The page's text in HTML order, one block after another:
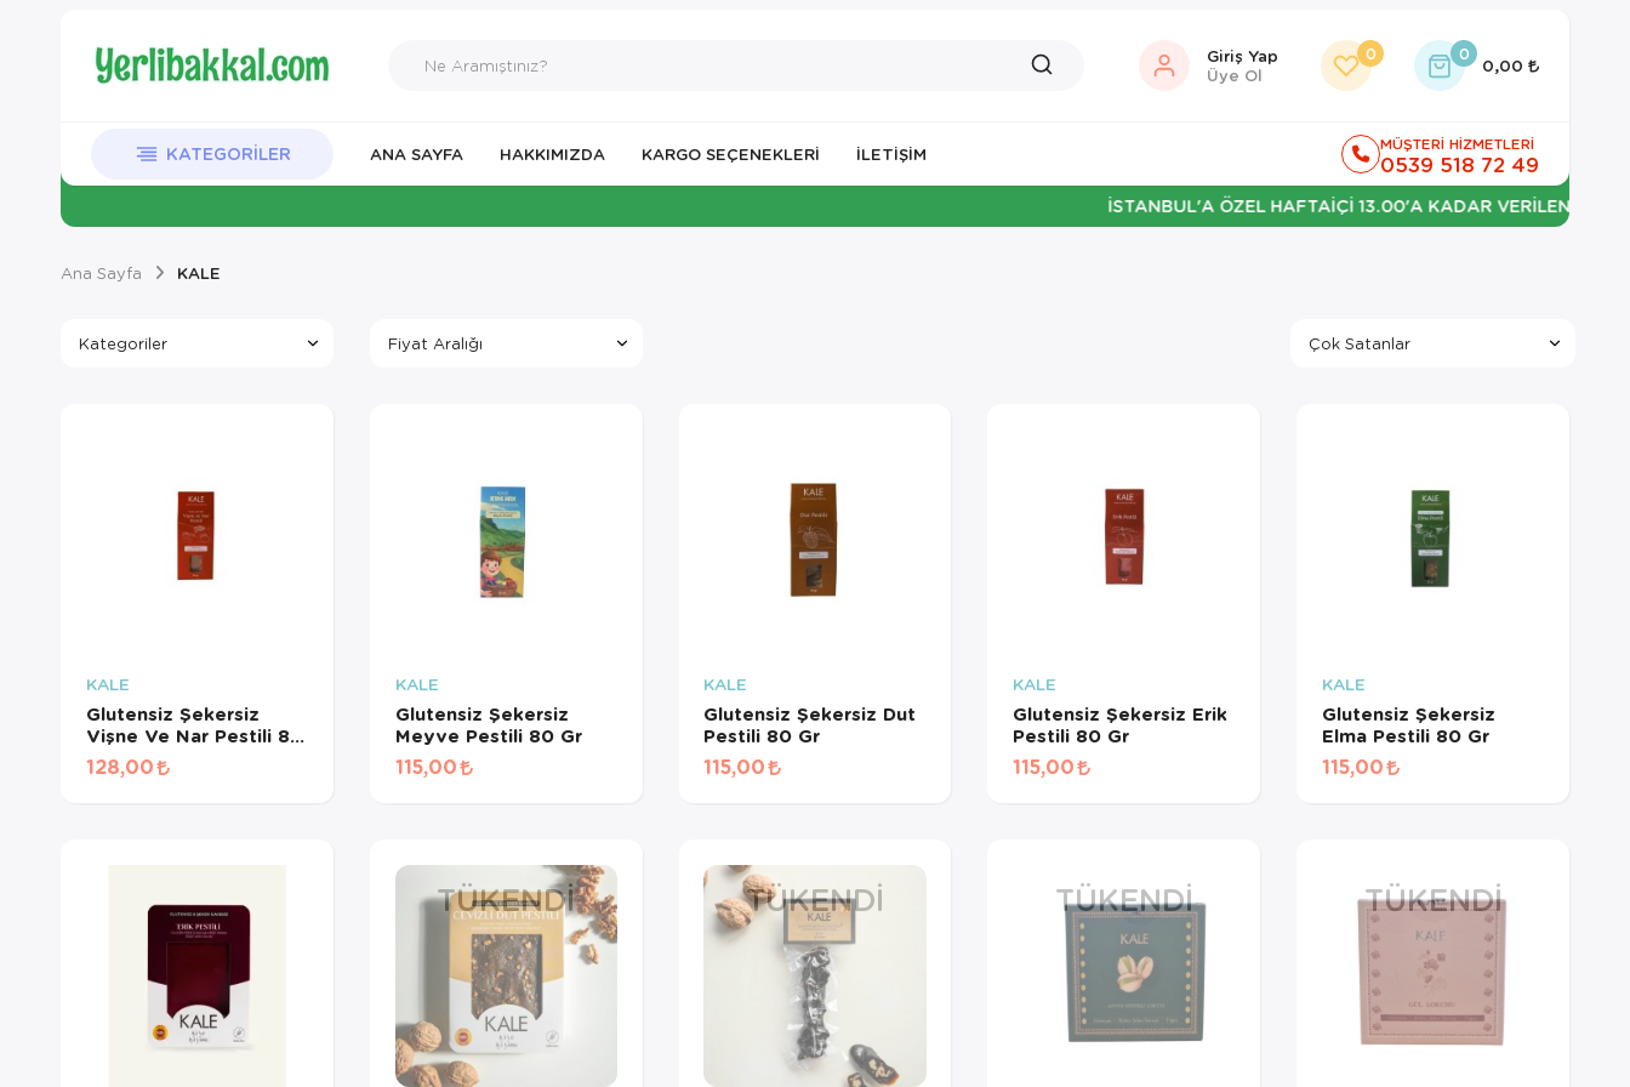
Giriş Yap
Üye Ol
0 0
0,00
KATEGORILER ANA SAYFA HAKKIMIZDA KARGO SEÇENEKLERİ İLETIŞIM MÜŞTERİ HİZMETLERİ
0539 518 72 49
İSTANBUL'A ÖZEL HAFTAİÇİ 13.00'A KADAR VERİLEN
Ana Sayfa KALE
Kategoriler Fiyat Aralığı
KALE
Glutensiz Şekersiz
Vişne Ve Nar Pestili 80
Gr
128,00
KALE
Glutensiz Şekersiz
Meyve Pestili 80 Gr
115,00
KALE
Glutensiz Şekersiz Dut
Pestili 80 Gr
115,00
KALE
Glutensiz Şekersiz Erik
Pestili 80 Gr
115,00
KALE
Glutensiz Şekersiz
Elma Pestili 80 Gr
115,00
TÜKENDI TÜKENDI TÜKENDI TÜKENDI